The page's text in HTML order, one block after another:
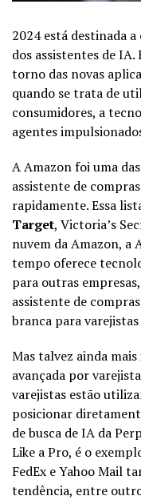
2024 está destinada
dos assistentes de
torno das novas
quando se trata de
consumidores, a
agentes
A Amazon foi uma
assistente de
rapidamente. Essa
Target, Victoria’s
nuvem da Amazon, a
tempo oferece
para outras
assistente de
branca para
Mas talvez ainda
avançada por
varejistas estão
posicionar
de busca de IA da
Like a Pro, é o
FedEx e Yahoo Mail
tendência, entre